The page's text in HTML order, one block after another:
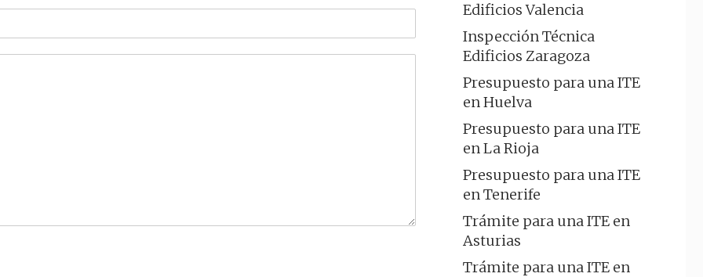
Edificios Valencia
Inspección Técnica
Edificios Zaragoza
Presupuesto para una ITE
en Huelva
Presupuesto para una ITE
en La Rioja
Presupuesto para una ITE
en Tenerife
Trámite para una ITE en
Asturias
Trámite para una ITE en